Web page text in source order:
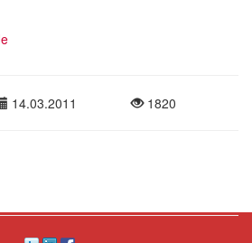
14.03.2011 1820